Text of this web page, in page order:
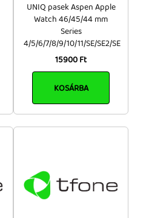
UNIQ pasek Aspen Apple
Watch 46/45/44 mm
Series
4/5/6/7/8/9/10/11/SE/SE2/SE
15900 Ft
KOSÁRBA